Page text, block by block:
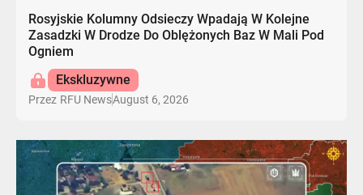
Rosyjskie Kolumny Odsieczy Wpadają W Kolejne
Zasadzki W Drodze Do Oblężonych Baz W Mali Pod
Ogniem
Ekskluzywne
Przez RFU NewsAugust 6, 2026